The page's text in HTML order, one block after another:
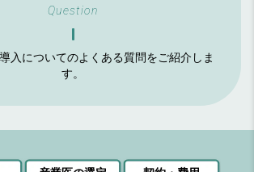
Question
入についてのよくある質問をご紹介しま
す。